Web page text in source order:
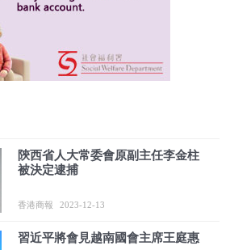
陝西省人大常委會原副主任李金柱
被決定逮捕
香港商報 2023-12-13
習近平將會見越南國會主席王庭惠